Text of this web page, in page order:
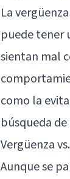
La
puede tener
sientan mal
como la
búsqueda
Vergüenza
Aunque se